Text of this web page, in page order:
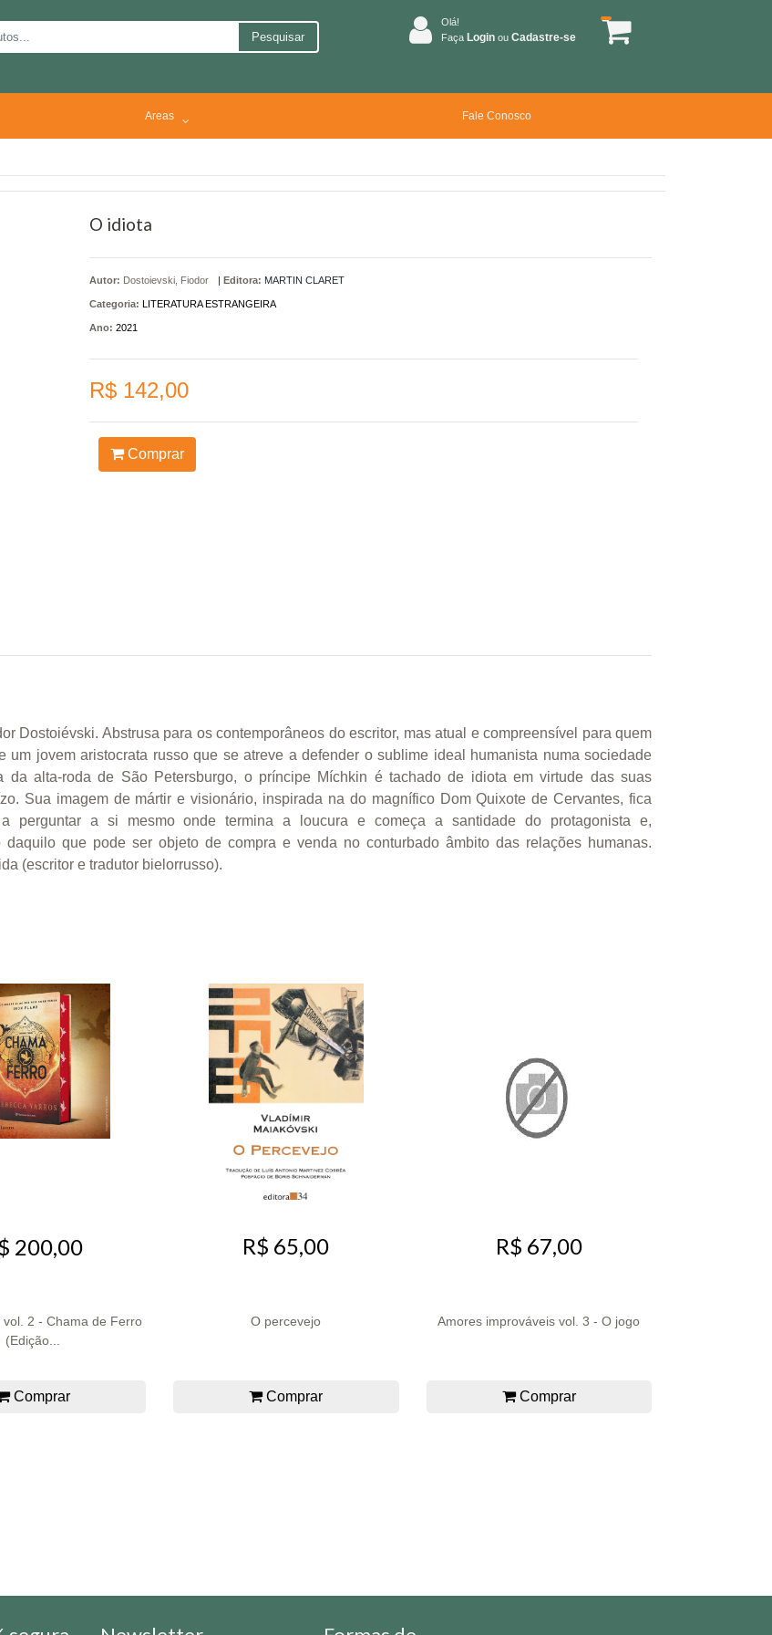
Pesquisar
Olá!
Faça Login ou Cadastre-se
Areas Fale Conosco
O idiota
Autor: Dostoievski, Fiodor | Editora: MARTIN CLARET
Categoria: LITERATURA ESTRANGEIRA
Ano: 2021
R$ 142,00
Comprar
Dostoiévski. Abstrusa para os contemporâneos do escritor, mas atual e compreensível para quem
jovem aristocrata russo que se atreve a defender o sublime ideal humanista numa sociedade
alta-roda de São Petersburgo, o príncipe Míchkin é tachado de idiota em virtude das suas
Sua imagem de mártir e visionário, inspirada na do magnífico Dom Quixote de Cervantes, fica
perguntar a si mesmo onde termina a loucura e começa a santidade do protagonista e,
que pode ser objeto de compra e venda no conturbado âmbito das relações humanas.
(escritor e tradutor bielorrusso).
200,00
vol. 2 - Chama de Ferro
(Edição...
Comprar
R$ 65,00
O percevejo
Comprar
R$ 67,00
Amores improváveis vol. 3 - O jogo
Comprar